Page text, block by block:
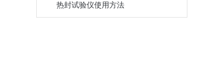
热封试验仪使用方法